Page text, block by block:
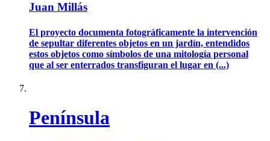
Juan Millás
El proyecto documenta fotográficamente la intervención
de sepultar diferentes objetos en un jardín, entendidos
estos objetos como símbolos de una mitología personal
que al ser enterrados transfiguran el lugar en (...)
Península